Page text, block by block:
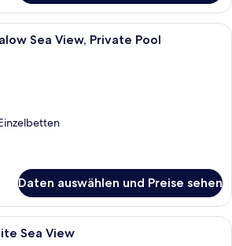
Ein schlicht eingerichtetes
Sea View, Private Pool
Daten auswählen und Preise sehen
Ein Hotelzimmer mit Essbereich,
Sea View